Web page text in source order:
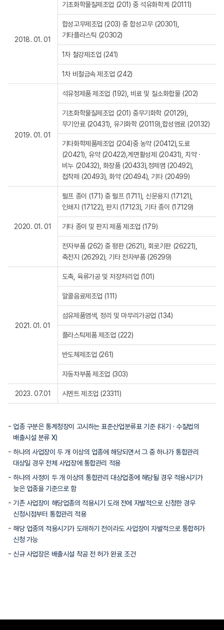
2018. 01. 01
기초화학물질제조업 (201) 중 석유화학계 (20111)
합성고무제조업 (203) 중 합성고무 (20301),
기타플라스틱 (20302)
1차 철강제조업 (241)
1차 비철금속 제조업 (242)
2019. 01. 01
석유정제품 제조업 (192), 비료 및 질소화합물 (202)
기초화학물질제조업 (201) 중무기화학 (20129),
무기안료 (20431), 유기화학 (20119),합성염료 (20132)
기타화학제품제조업 (204)중 농약 (20412),도료
(20421), 유약 (20422),계면활성제 (20431), 치약 ·
비누 (20432), 화장품 (20433),정제염 (20492),
접착제 (20493), 화약 (20494), 기타 (20499)
2020. 01. 01
펄프 종이 (171) 중 펄프 (1711), 신문용지 (17121),
인쇄지 (17122), 판지 (17123), 기타 종이 (17129)
기타 종이 및 판지 제품 제조업 (179)
전자부품 (262) 중 평판 (2621), 회로기판 (26221),
축전지 (26292), 기타 전자부품 (26299)
2021. 01. 01
도축, 육류가공 및 저장처리업 (101)
알콜음료제조업 (111)
섬유제품염색, 정리 및 마무리가공업 (134)
플라스틱제품 제조업 (222)
반도체제조업 (261)
자동차부품 제조업 (303)
2023. 07.01 시멘트 제조업 (23311)
업종 구분은 통계청장이 고시하는 표준산업분류표 기준 (대기 · 수질법의
배출시설 분류 X)
하나의 사업장이 두 개 이상의 업종에 해당되면서 그 중 하나가 통합관리
대상일 경우 전체 사업장에 통합관리 적용
하나의 사정이 두 개 이상의 통합관리 대상업종에 해당될 경우 적용시기가
늦은 업종을 기준으로 함
기존 사업장이 해당업종의 적용시기 도래 전에 자발적으로 신청한 경우
신청시점부터 통합관리 적용
해당 업종의 적용시기가 도래하기 전이라도 사업장이 자발적으로 통합허가
신청 가능
신규 사업장은 배출시설 착공 전 허가 완료 조건